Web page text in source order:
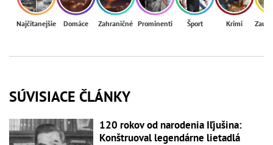
Najčítanejšie Domáce Zahraničné Prominenti Šport Krimi
SÚVISIACE ČLÁNKY
120 rokov od narodenia Iľjušina:
Konštruoval legendárne lietadlá